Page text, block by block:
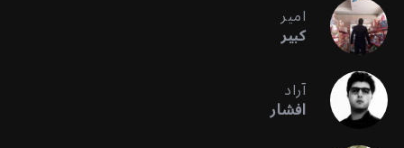
امیر
کبیر
آراد
افشار